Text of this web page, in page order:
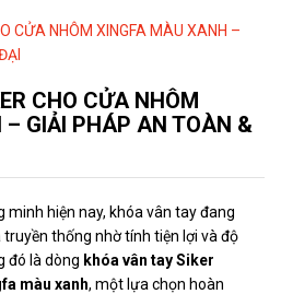
CỬA NHÔM XINGFA MÀU XANH –
CHO CỬA NHÔM
– GIẢI PHÁP AN TOÀN &
hiện nay, khóa vân tay đang
thống nhờ tính tiện lợi và độ
đó là dòng khóa vân tay Siker
màu xanh, một lựa chọn hoàn